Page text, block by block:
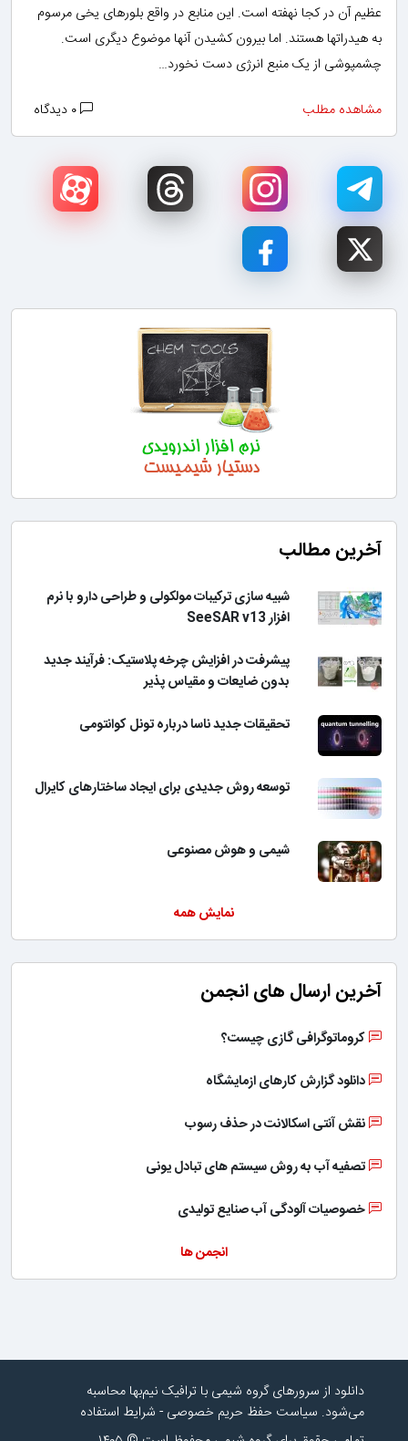
عظیم آن در کجا نهفته است. این منابع در واقع بلورهای یخی مرسوم
به هیدراتها هستند. اما بیرون کشیدن آنها موضوع دیگری است.
چشمپوشی از یک منبع انرژی دست نخورد…
مشاهده مطلب
آخرین مطالب
شبیه سازی ترکیبات مولکولی و طراحی دارو با نرم
افزار SeeSAR v13
پیشرفت در افزایش چرخه پلاستیک: فرآیند جدید
بدون ضایعات و مقیاس پذیر
تحقیقات جدید ناسا درباره تونل کوانتومی
توسعه روش جدیدی برای ایجاد ساختارهای کایرال
شیمی و هوش مصنوعی
نمایش همه
آخرین ارسال های انجمن
کروماتوگرافی گازی چیست؟
دانلود گزارش کارهای ازمایشگاه
نقش آنتی اسکالانت در حذف رسوب
تصفیه آب به روش سیستم های تبادل یونی
خصوصیات آلودگی آب صنایع تولیدی
انجمن ها
دانلود از سرورهای گروه شیمی با ترافیک نیم‌بها محاسبه
می‌شود. سیاست حفظ حریم خصوصی - شرایط استفاده